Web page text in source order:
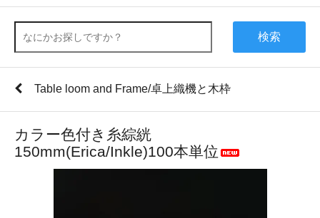
検索
Table loom and Frame/卓上織機と木枠
カラー色付き糸綜絖
150mm(Erica/Inkle)100本単位